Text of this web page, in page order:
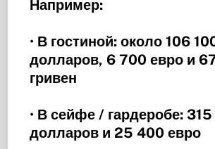
Например:
• В гостиной: около 106
долларов, 6 700 евро и
гривен
• В сейфе / гардеробе:
долларов и 25 400 евро